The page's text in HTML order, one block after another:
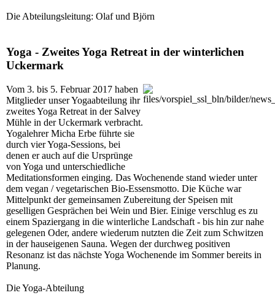
Die Abteilungsleitung: Olaf und Björn
Yoga - Zweites Yoga Retreat in der winterlichen
Uckermark
Vom 3. bis 5. Februar 2017 haben
Mitglieder unser Yogaabteilung ihr
zweites Yoga Retreat in der Salvey
Mühle in der Uckermark verbracht.
Yogalehrer Micha Erbe führte sie
durch vier Yoga-Sessions, bei
denen er auch auf die Ursprünge
von Yoga und unterschiedliche
Meditationsformen einging. Das Wochenende stand wieder unter
dem vegan / vegetarischen Bio-Essensmotto. Die Küche war
Mittelpunkt der gemeinsamen Zubereitung der Speisen mit
geselligen Gesprächen bei Wein und Bier. Einige verschlug es zu
einem Spaziergang in die winterliche Landschaft - bis hin zur nahe
gelegenen Oder, andere wiederum nutzten die Zeit zum Schwitzen
in der hauseigenen Sauna. Wegen der durchweg positiven
Resonanz ist das nächste Yoga Wochenende im Sommer bereits in
Planung.
Die Yoga-Abteilung